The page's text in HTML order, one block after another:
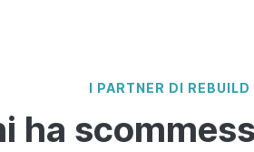
I PARTNER DI
ha